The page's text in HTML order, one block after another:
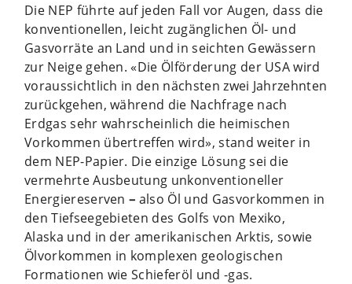
Die NEP führte auf jeden Fall vor Augen, dass die
konventionellen, leicht zugänglichen Öl- und
Gasvorräte an Land und in seichten Gewässern
zur Neige gehen. «Die Ölförderung der USA wird
voraussichtlich in den nächsten zwei Jahrzehnten
zurückgehen, während die Nachfrage nach
Erdgas sehr wahrscheinlich die heimischen
Vorkommen übertreffen wird», stand weiter in
dem NEP-Papier. Die einzige Lösung sei die
vermehrte Ausbeutung unkonventioneller
Energiereserven– also Öl und Gasvorkommen in
den Tiefseegebieten des Golfs von Mexiko,
Alaska und in der amerikanischen Arktis, sowie
Ölvorkommen in komplexen geologischen
Formationen wie Schieferöl und -gas.